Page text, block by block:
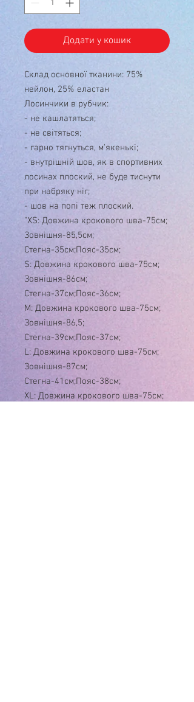
Додати у кошик
Склад основної тканини: 75%
нейлон, 25% еластан
Лосинчики в рубчик:
- не кашлатяться;
- не світяться;
- гарно тягнуться, м'якенькі;
- внутрішній шов, як в спортивних
лосинах плоский, не буде тиснути
при набряку ніг;
- шов на попі теж плоский.
"XS: Довжина крокового шва-75см;
Зовнішня-85,5см;
Стегна-35см;Пояс-35см;
S: Довжина крокового шва-75см;
Зовнішня-86см;
Стегна-37см;Пояс-36см;
M: Довжина крокового шва-75см;
Зовнішня-86,5;
Стегна-39см;Пояс-37см;
L: Довжина крокового шва-75см;
Зовнішня-87см;
Стегна-41см;Пояс-38см;
XL: Довжина крокового шва-75см;